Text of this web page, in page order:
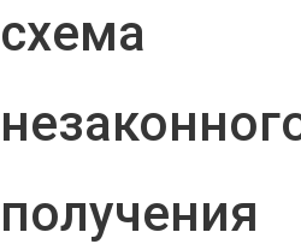
схема
получения